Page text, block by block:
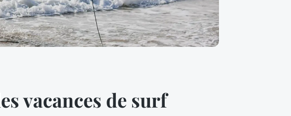
vacances de surf